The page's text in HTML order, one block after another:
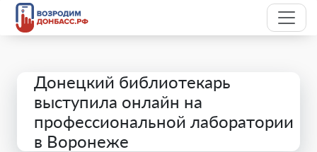
Донецкий библиотекарь
выступила онлайн на
профессиональной лаборатории
в Воронеже